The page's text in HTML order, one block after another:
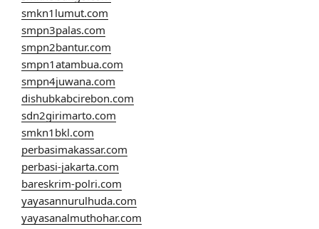
smkn1lumut.com
smpn3palas.com
smpn2bantur.com
smpn1atambua.com
smpn4juwana.com
dishubkabcirebon.com
sdn2girimarto.com
smkn1bkl.com
perbasimakassar.com
perbasi-jakarta.com
bareskrim-polri.com
yayasannurulhuda.com
yayasanalmuthohar.com